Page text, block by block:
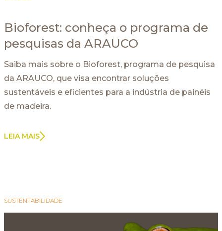
Bioforest: conheça o programa de
pesquisas da ARAUCO
Saiba mais sobre o Bioforest, programa de pesquisa
da ARAUCO, que visa encontrar soluções
sustentáveis e eficientes para a indústria de painéis
de madeira.
LEIA MAIS
SUSTENTABILIDADE